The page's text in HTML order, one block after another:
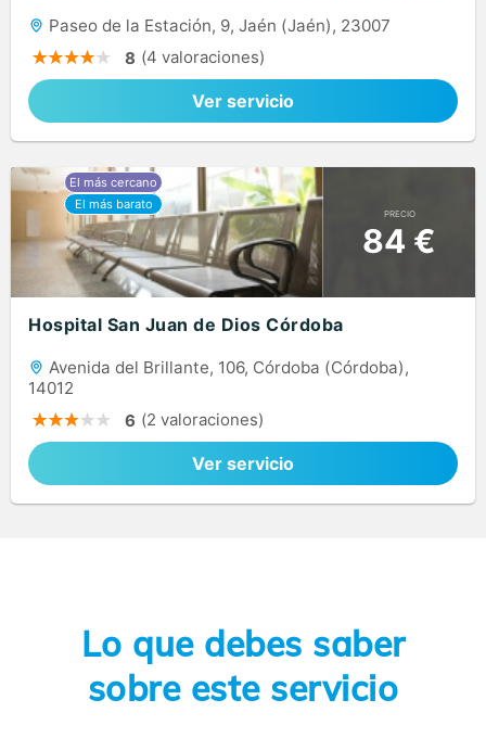
Paseo de la Estación, 9, Jaén (Jaén), 23007
8 (4 valoraciones)
Ver servicio
PRECIO
84 €
Hospital San Juan de Dios Córdoba
Avenida del Brillante, 106, Córdoba (Córdoba),
14012
6 (2 valoraciones)
Ver servicio
Lo que debes saber
sobre este servicio